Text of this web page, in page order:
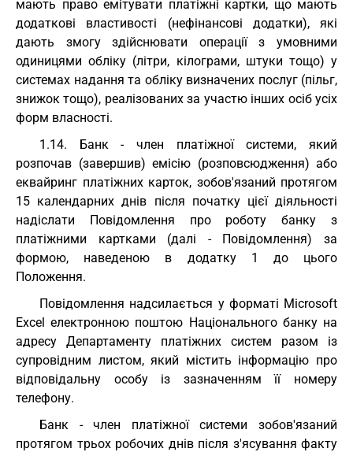
мають право емітувати платіжні картки, що мають
додаткові властивості (нефінансові додатки), які
дають змогу здійснювати операції з умовними
одиницями обліку (літри, кілограми, штуки тощо) у
системах надання та обліку визначених послуг (пільг,
знижок тощо), реалізованих за участю інших осіб усіх
форм власності.
1.14. Банк - член платіжної системи, який
розпочав (завершив) емісію (розповсюдження) або
еквайринг платіжних карток, зобов'язаний протягом
15 календарних днів після початку цієї діяльності
надіслати Повідомлення про роботу банку з
платіжними картками (далі - Повідомлення) за
формою, наведеною в додатку 1 до цього
Положення.
Повідомлення надсилається у форматі Microsoft
Excel електронною поштою Національного банку на
адресу Департаменту платіжних систем разом із
супровідним листом, який містить інформацію про
відповідальну особу із зазначенням її номеру
телефону.
Банк - член платіжної системи зобов'язаний
протягом трьох робочих днів після з'ясування факту